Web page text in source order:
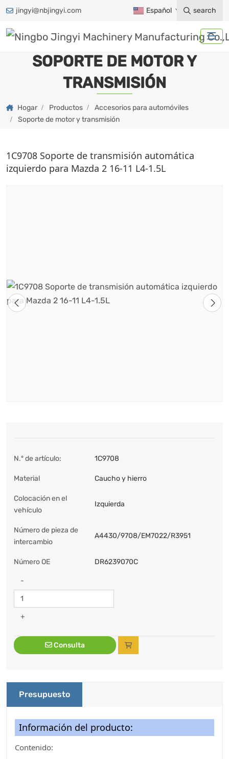
jingyi@nbjingyi.com Español search
SOPORTE DE MOTOR Y
TRANSMISIÓN
Hogar Productos
Accesorios para automóviles
Soporte de motor y transmisión
1C9708 Soporte de transmisión automática
izquierdo para Mazda 2 16-11 L4-1.5L
N.º de artículo: 1C9708
Material Caucho y hierro
Colocación en el
vehículo
Izquierda
Número de pieza de
intercambio
A4430/9708/EM7022/R3951
Número OE DR6239070C
-
+
Consulta
Presupuesto
Información del producto:
Contenido: